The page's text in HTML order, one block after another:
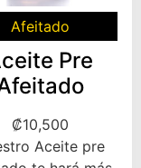
Afeitado
Pre
₡10,500
Aceite pre